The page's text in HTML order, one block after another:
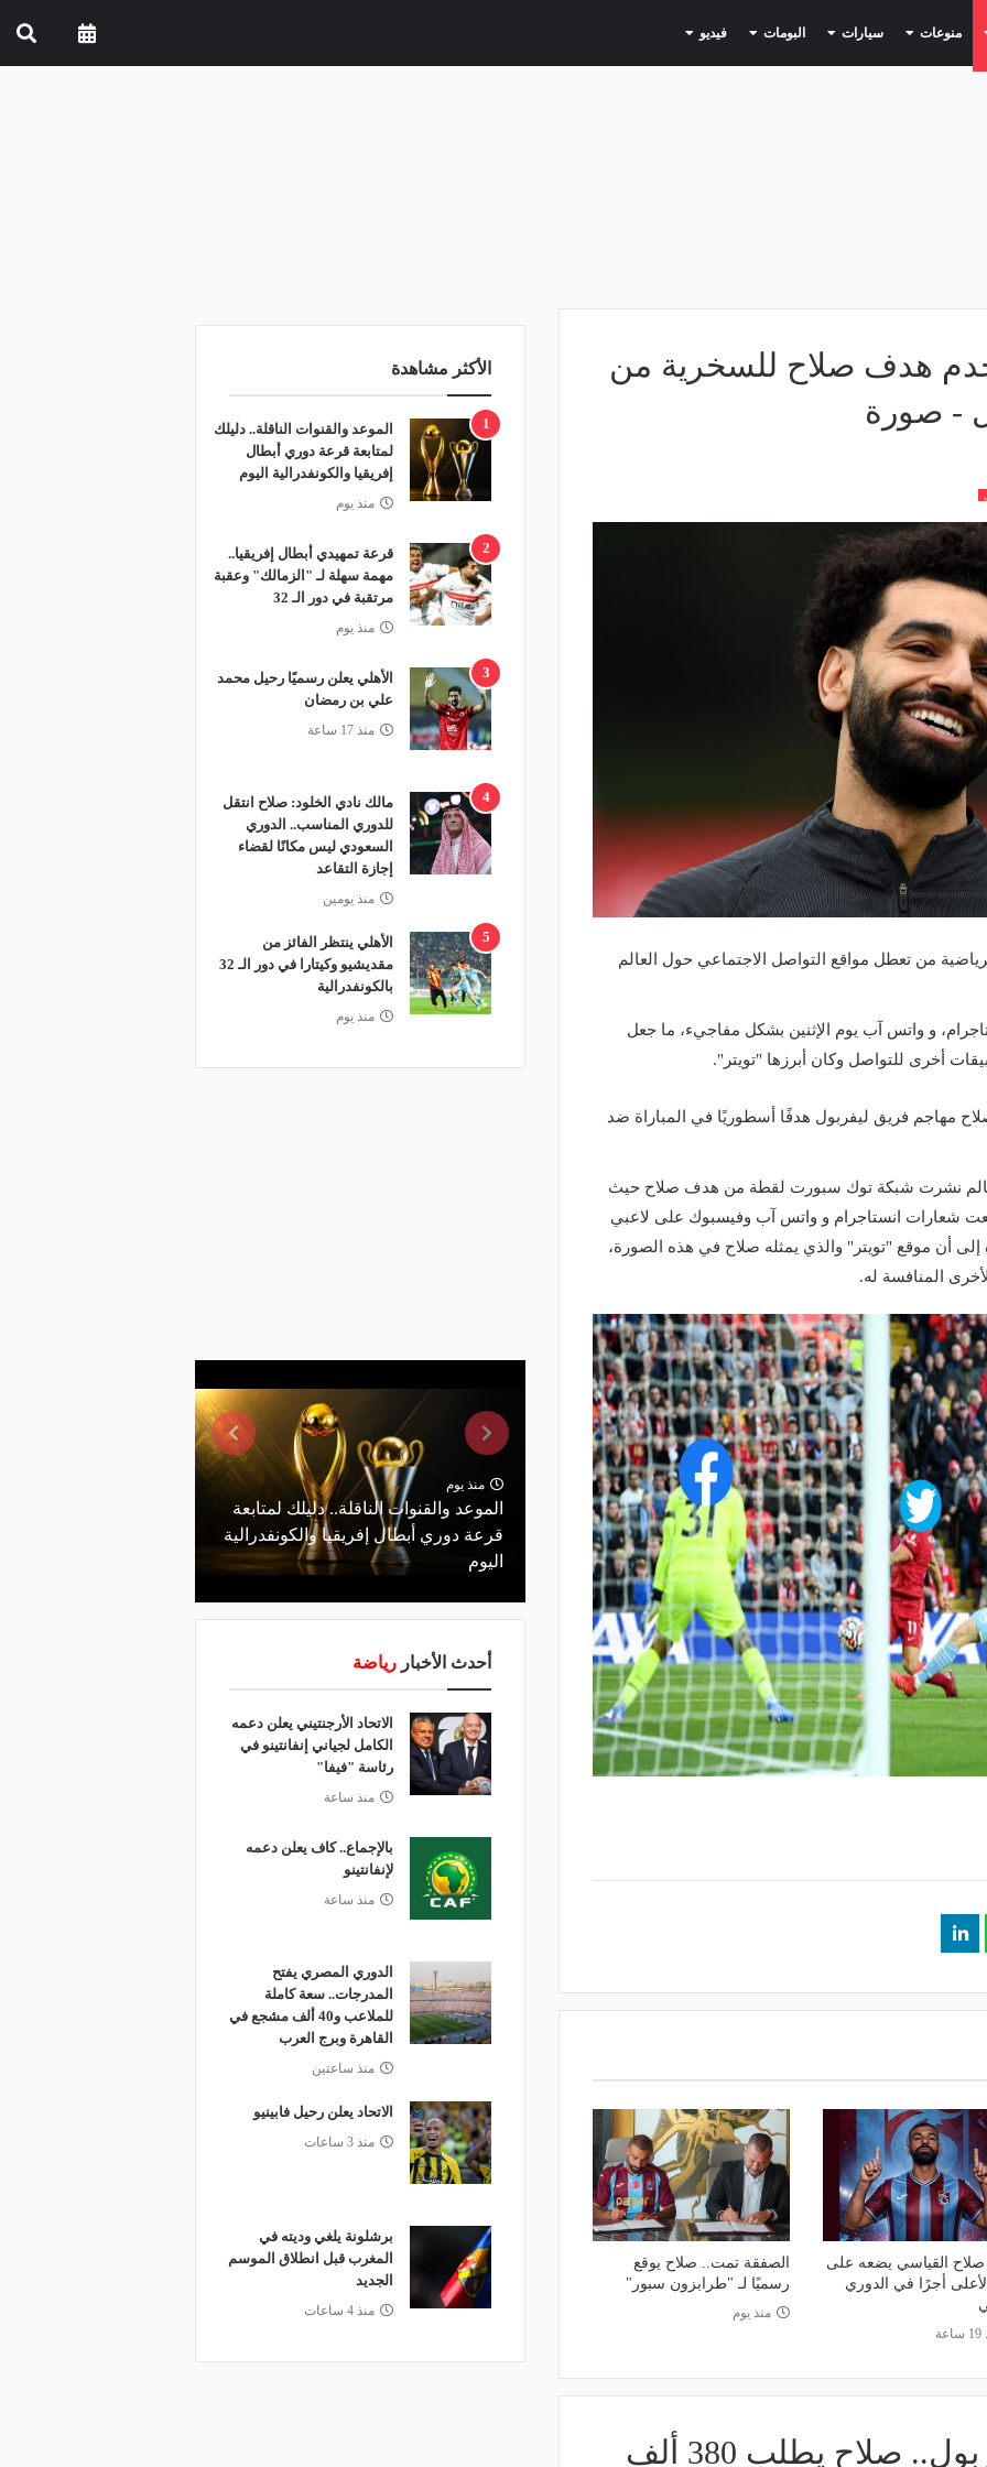
(current) منوعات (current) سيارات (current) البومات (current) فيديو (current)
هدف صلاح للسخرية من
- صورة
من تعطل مواقع التواصل الاجتماعي حول العالم
و واتس آب يوم الإثنين بشكل مفاجيء، ما جعل
أخرى للتواصل وكان أبرزها "تويتر".
مهاجم فريق ليفربول هدفًا أسطوريًا في المباراة ضد
نشرت شبكة توك سبورت لقطة من هدف صلاح حيث
شعارات انستاجرام و واتس آب وفيسبوك على لاعبي
أن موقع "تويتر" والذي يمثله صلاح في هذه الصورة،
المنافسة له.
القياسي يضعه على
أجرًا في الدوري
الصفقة تمت.. صلاح يوقع
رسميًا لـ "طرابزون سبور"
منذ يوم
الأغلى في تاريخ ليفربول.. صلاح يطلب 380 ألف
الأكثر مشاهدة
1
الموعد والقنوات الناقلة.. دليلك
لمتابعة قرعة دوري أبطال
إفريقيا والكونفدرالية اليوم
منذ يوم
2
قرعة تمهيدي أبطال إفريقيا..
مهمة سهلة لـ "الزمالك" وعقبة
مرتقبة في دور الـ 32
منذ يوم
3
الأهلي يعلن رسميًا رحيل محمد
علي بن رمضان
منذ 17 ساعة
4
مالك نادي الخلود: صلاح انتقل
للدوري المناسب.. الدوري
السعودي ليس مكانًا لقضاء
إجازة التقاعد
منذ يومين
5
الأهلي ينتظر الفائز من
مقديشيو وكيتارا في دور الـ 32
بالكونفدرالية
منذ يوم
منذ يوم
الموعد والقنوات الناقلة.. دليلك لمتابعة
قرعة دوري أبطال إفريقيا والكونفدرالية
اليوم
منذ يوم
قرعة تمهيدي أبطال إفريقيا.. مهمة سهلة
لـ "الزمالك" وعقبة مرتقبة في دور الـ 32
محمد علي بن
أحدث الأخبار رياضة
الاتحاد الأرجنتيني يعلن دعمه
الكامل لجياني إنفانتينو في
رئاسة "فيفا"
منذ ساعة
بالإجماع.. كاف يعلن دعمه
لإنفانتينو
منذ ساعة
الدوري المصري يفتح
المدرجات.. سعة كاملة
للملاعب و40 ألف مشجع في
القاهرة وبرج العرب
منذ ساعتين
الاتحاد يعلن رحيل فابينيو
منذ 3 ساعات
برشلونة يلغي وديته في
المغرب قبل انطلاق الموسم
الجديد
منذ 4 ساعات